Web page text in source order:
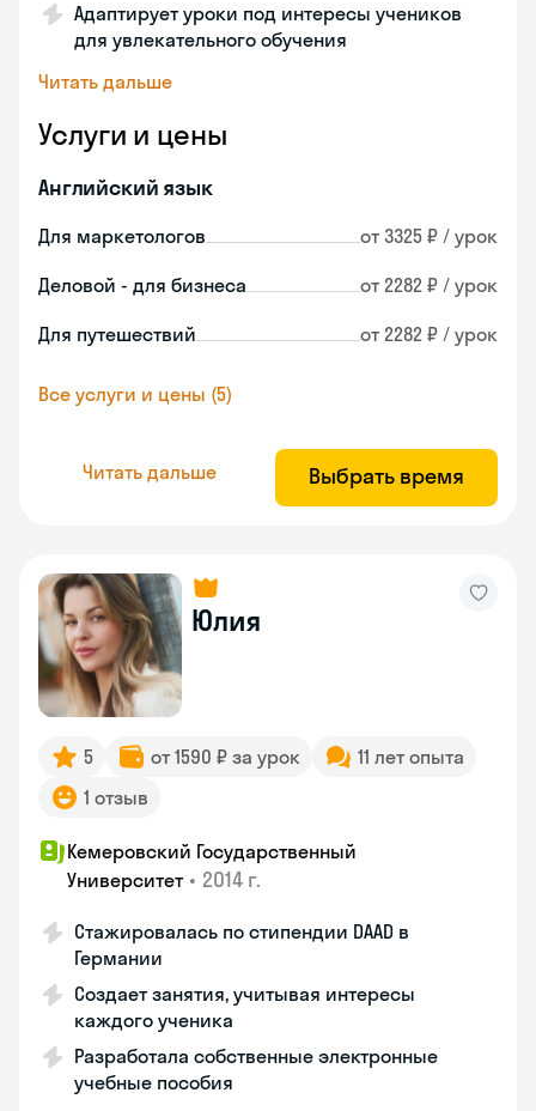
Адаптирует уроки под интересы учеников
для увлекательного обучения
Читать дальше
Услуги и цены
Английский язык
Для маркетологов от 3325 ₽ / урок
Деловой - для бизнеса от 2282 ₽ / урок
Для путешествий от 2282 ₽ / урок
Все услуги и цены (5)
Читать дальше Выбрать время
Юлия
5 от 1590 ₽ за урок
11 лет опыта
1 отзыв
Кемеровский Государственный
Университет • 2014 г.
Стажировалась по стипендии DAAD в
Германии
Создает занятия, учитывая интересы
каждого ученика
Разработала собственные электронные
учебные пособия